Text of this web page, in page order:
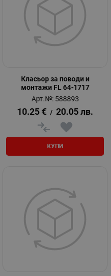
Класьор за поводи и
монтажи FL 64-1717
Арт.№: 588893
10.25 € / 20.05 лв.
КУПИ